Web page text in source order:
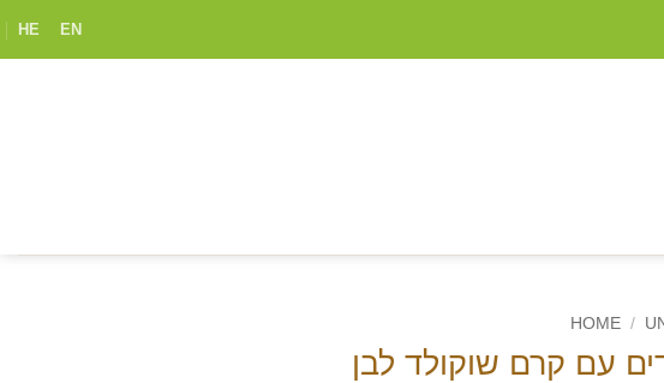
EN
HE
HOME /
עם קרם שוקולד לבן